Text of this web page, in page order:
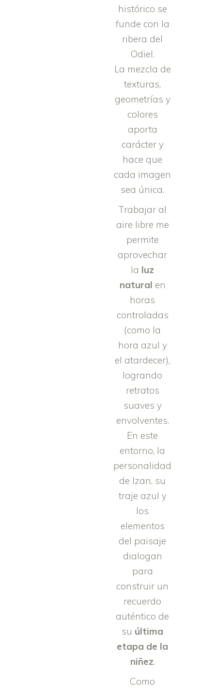
histórico se
funde con la
ribera del
Odiel.
La mezcla de
texturas,
geometrías y
colores
aporta
carácter y
hace que
cada imagen
sea única.
Trabajar al
aire libre me
permite
aprovechar
la luz
natural en
horas
controladas
(como la
hora azul y
el atardecer),
logrando
retratos
suaves y
envolventes.
En este
entorno, la
personalidad
de Izan, su
traje azul y
los
elementos
del paisaje
dialogan
para
construir un
recuerdo
auténtico de
su última
etapa de la
niñez.
Como